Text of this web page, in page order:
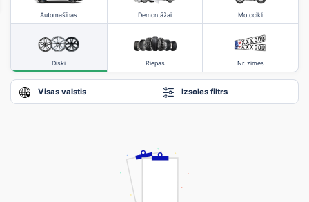
Automašīnas Demontāžai Motocikli
Diski Riepas Nr. zīmes
Visas valstis Izsoles filtrs